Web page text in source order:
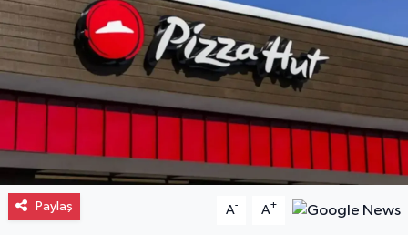
Paylaş A- A+
Spor
Eğitim